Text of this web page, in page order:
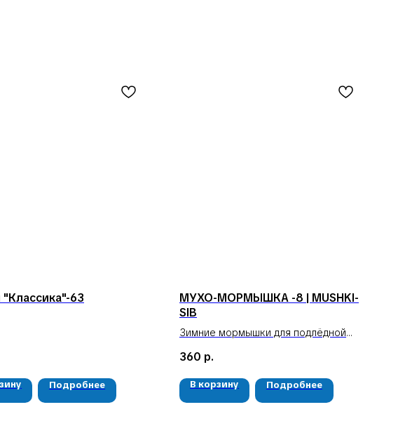
63
Подробнее
МУХО-МОРМЫШКА -8 | MUSHKI-
SIB
Зимние мормышки для подлёдной
Вес: 1 гр
Цена за 3 шт
360 р.
В корзину Подробнее